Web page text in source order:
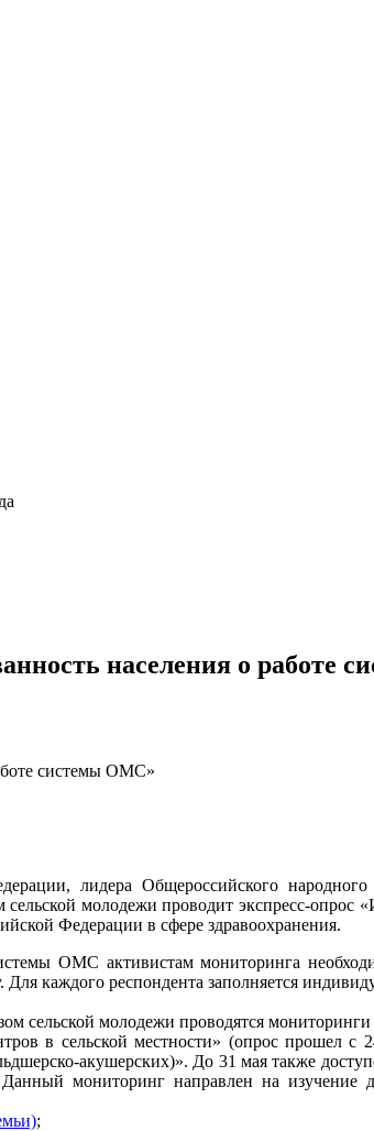
населения о работе
системы ОМС»
лидера Общероссийского
молодежи проводит экспресс-
Федерации в сфере здравоохранения.
ОМС активистам мониторинга
каждого респондента заполняется
молодежи проводятся
в сельской местности» (опрос прошел с
акушерских)». До 31 мая также
мониторинг направлен на изучение
;